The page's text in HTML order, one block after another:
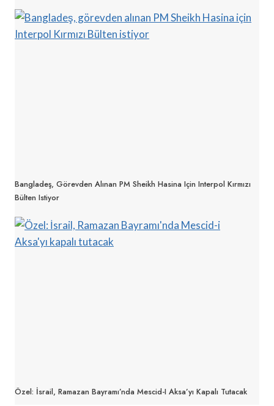
Bangladeş, Görevden Alınan PM Sheikh Hasina Için Interpol Kırmızı
Bülten Istiyor
Özel: İsrail, Ramazan Bayramı’nda Mescid-I Aksa’yı Kapalı Tutacak